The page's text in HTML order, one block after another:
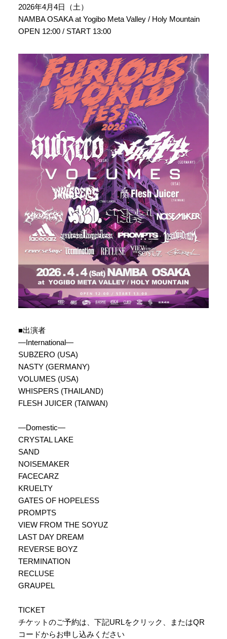
2026年4月4日（土）
NAMBA OSAKA at Yogibo Meta Valley / Holy Mountain
OPEN 12:00 / START 13:00
■出演者
―International―
SUBZERO (USA)
NASTY (GERMANY)
VOLUMES (USA)
WHISPERS (THAILAND)
FLESH JUICER (TAIWAN)
―Domestic―
CRYSTAL LAKE
SAND
NOISEMAKER
FACECARZ
KRUELTY
GATES OF HOPELESS
PROMPTS
VIEW FROM THE SOYUZ
LAST DAY DREAM
REVERSE BOYZ
TERMINATION
RECLUSE
GRAUPEL
TICKET
チケットのご予約は、下記URLをクリック、またはQR
コードからお申し込みください